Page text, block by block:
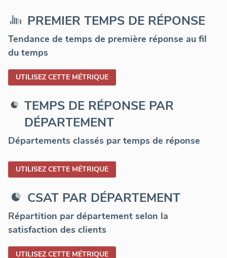
PREMIER TEMPS DE RÉPONSE
Tendance de temps de première réponse au fil
du temps
UTILISEZ CETTE MÉTRIQUE
TEMPS DE RÉPONSE PAR
DÉPARTEMENT
Départements classés par temps de réponse
UTILISEZ CETTE MÉTRIQUE
CSAT PAR DÉPARTEMENT
Répartition par département selon la
satisfaction des clients
UTILISEZ CETTE MÉTRIQUE